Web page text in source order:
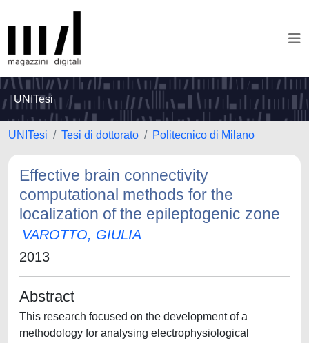
UNITesi
UNITesi Tesi di dottorato Politecnico di Milano
Effective brain connectivity
computational methods for the
localization of the epileptogenic zone
VAROTTO, GIULIA
2013
Abstract
This research focused on the development of a
methodology for analysing electrophysiological